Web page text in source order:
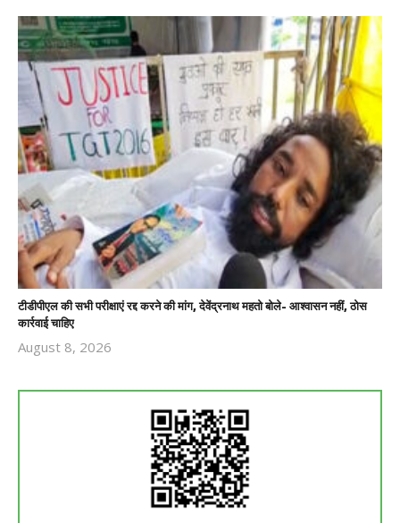
टीडीपीएल की सभी परीक्षाएं रद्द करने की मांग, देवेंद्रनाथ महतो बोले- आश्वासन नहीं, ठोस
कार्रवाई चाहिए
August 8, 2026